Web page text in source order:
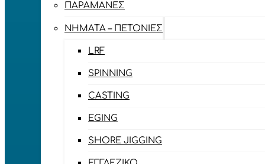
ΠΑΡΑΜΆΝΕΣ
ΝΉΜΑΤΑ – ΠΕΤΟΝΙΈΣ
LRF
SPINNING
CASTING
EGING
SHORE JIGGING